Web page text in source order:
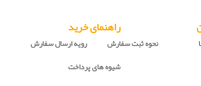
راهنمای خرید
نحوه ثبت سفارش
رویه ارسال سفارش
شیوه های پرداخت